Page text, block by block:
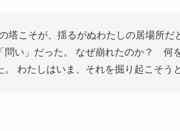
塔こそが、揺るがぬわたしの居場所だ
問い」だった。 なぜ崩れたのか？ 何
わたしはいま、それを掘り起こそう